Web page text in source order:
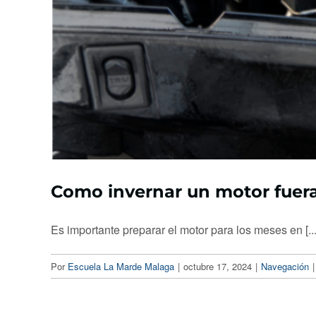
Como invernar un motor
Es importante preparar el motor para los meses en
Por Escuela La Marde Malaga | octubre 17, 2024 | Navegación |